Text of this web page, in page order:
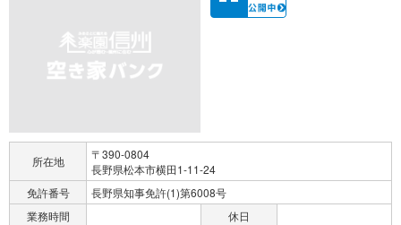
所在地
〒390-0804
長野県松本市横田1-11-24
免許番号
長野県知事免許(1)第6008号
業務時間
休日